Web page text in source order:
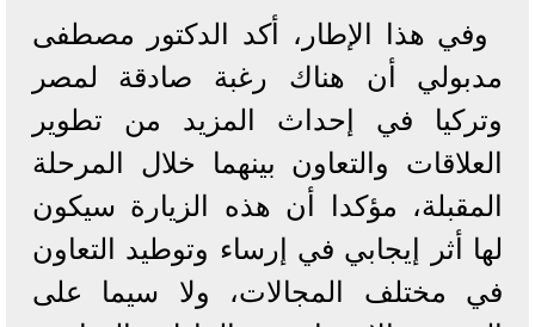
وفي هذا الإطار، أكد الدكتور مصطفى
مدبولي أن هناك رغبة صادقة لمصر
وتركيا في إحداث المزيد من تطوير
العلاقات والتعاون بينهما خلال المرحلة
المقبلة، مؤكدا أن هذه الزيارة سيكون
لها أثر إيجابي في إرساء وتوطيد التعاون
في مختلف المجالات، ولا سيما على